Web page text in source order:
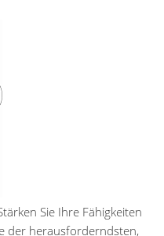
Sie Ihre Fähigkeiten
der herausforderndsten,